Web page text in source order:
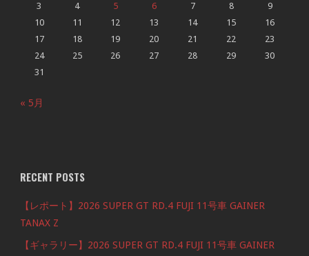
3
4 5 6 7 8
9
10
11 12 13 14 15
16
17
18 19 20 21 22
23
24
25 26 27 28 29
30
31
« 5月
RECENT POSTS
【レポート】2026 SUPER GT RD.4 FUJI 11号車 GAINER
TANAX Z
【ギャラリー】2026 SUPER GT RD.4 FUJI 11号車 GAINER